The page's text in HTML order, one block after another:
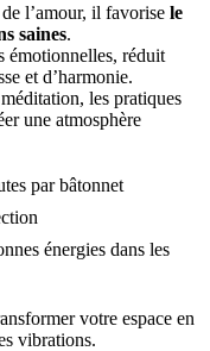
l’amour, il favorise le
saines.
émotionnelles, réduit
et d’harmonie.
les pratiques
une atmosphère
par bâtonnet
énergies dans les
votre espace en
vibrations.